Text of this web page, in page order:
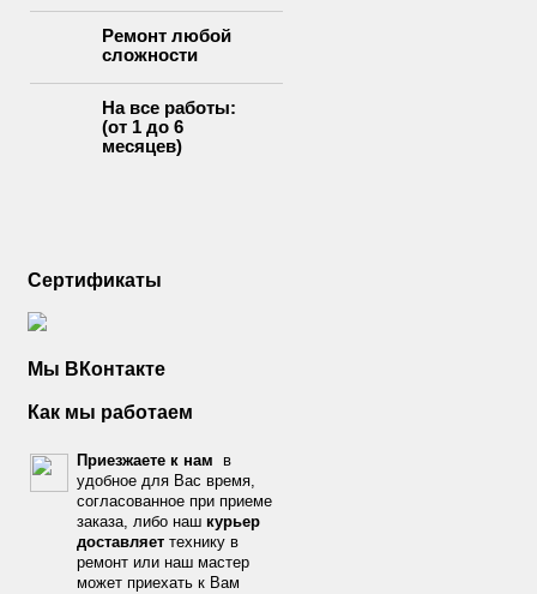
Ремонт любой
сложности
На все работы:
(от 1 до 6
месяцев)
Сертификаты
Мы ВКонтакте
Как мы работаем
Приезжаете к нам
в
удобное для Вас время,
согласованное при приеме
заказа, либо наш курьер
доставляет технику в
ремонт или наш мастер
может приехать к Вам